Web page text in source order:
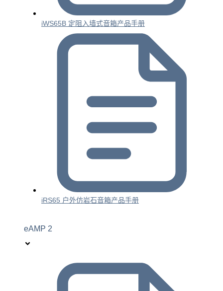
iWS65B 定阻入墙式音箱产品手册
iRS65 户外仿岩石音箱产品手册
eAMP 2